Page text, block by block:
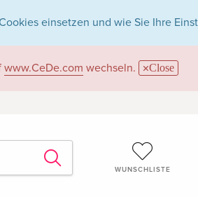
einsetzen und wie Sie Ihre
www.CeDe.com wechseln. Close
WUNSCHLISTE